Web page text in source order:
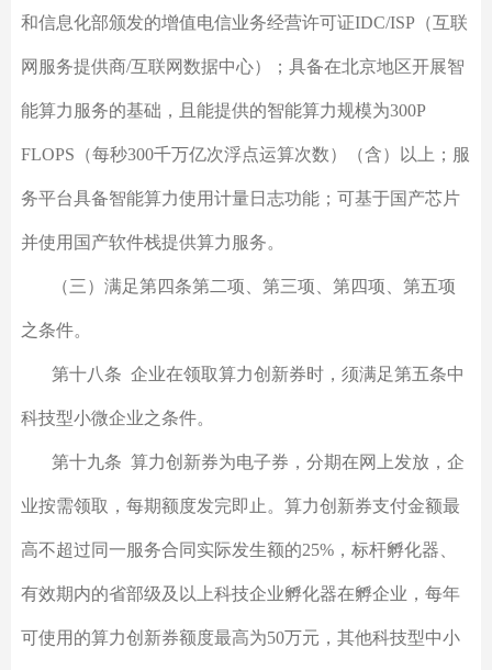
和信息化部颁发的增值电信业务经营许可证IDC/ISP（互联
网服务提供商/互联网数据中心）；具备在北京地区开展智
能算力服务的基础，且能提供的智能算力规模为300P
FLOPS（每秒300千万亿次浮点运算次数）（含）以上；服
务平台具备智能算力使用计量日志功能；可基于国产芯片
并使用国产软件栈提供算力服务。
（三）满足第四条第二项、第三项、第四项、第五项
之条件。
第十八条 企业在领取算力创新券时，须满足第五条中
科技型小微企业之条件。
第十九条 算力创新券为电子券，分期在网上发放，企
业按需领取，每期额度发完即止。算力创新券支付金额最
高不超过同一服务合同实际发生额的25%，标杆孵化器、
有效期内的省部级及以上科技企业孵化器在孵企业，每年
可使用的算力创新券额度最高为50万元，其他科技型中小